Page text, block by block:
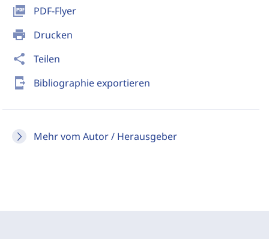
picture_as_pdf PDF-Flyer
print Drucken
share Teilen
send_to_mobile Bibliographie exportieren
Mehr vom Autor / Herausgeber